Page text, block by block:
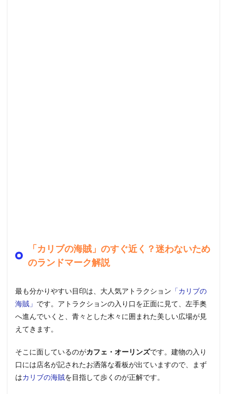
「カリブの海賊」のすぐ近く？迷わないため
のランドマーク解説
最も分かりやすい目印は、大人気アトラクション 「カリブの
海賊」 です。アトラクションの入り口を正面に見て、左手奥
へ進んでいくと、青々とした木々に囲まれた美しい広場が見
えてきます。
そこに面しているのがカフェ・オーリンズです。建物の入り
口には店名が記されたお洒落な看板が出ていますので、まず
はカリブの海賊を目指して歩くのが正解です。